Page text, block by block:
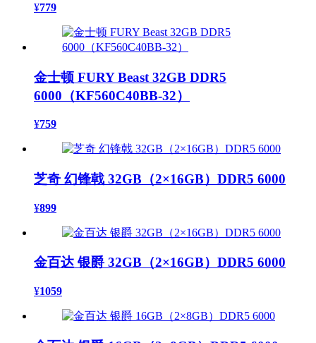
¥779
金士顿 FURY Beast 32GB DDR5
6000（KF560C40BB-32）
¥759
芝奇 幻锋戟 32GB（2×16GB）DDR5 6000
¥899
金百达 银爵 32GB（2×16GB）DDR5 6000
¥1059